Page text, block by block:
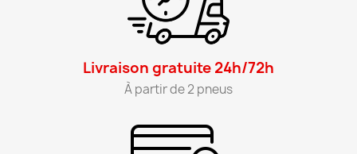
Livraison gratuite 24h/72h​
À partir de 2 pneus​